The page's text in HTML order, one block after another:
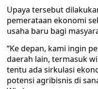
Upaya tersebut
pemerataan ekonomi
usaha baru bagi
“Ke depan, kami ingin
daerah lain, termasuk
tentu ada sirkulasi
potensi agribisnis di